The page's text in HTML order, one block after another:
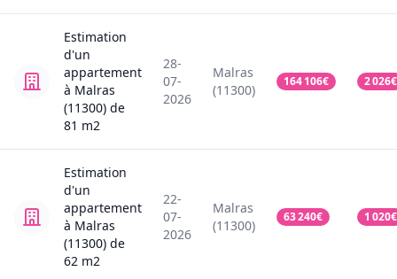
Estimation
d'un
appartement
à Malras
(11300) de
81 m2
28-
07-
2026
Malras
(11300)
164 106€ 2 026€
Estimation
d'un
appartement
à Malras
(11300) de
62 m2
22-
07-
2026
Malras
(11300)
63 240€ 1 020€